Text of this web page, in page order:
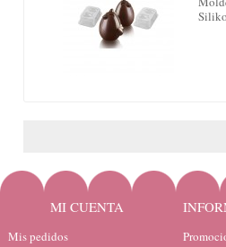
MI CUENTA
Mis pedidos